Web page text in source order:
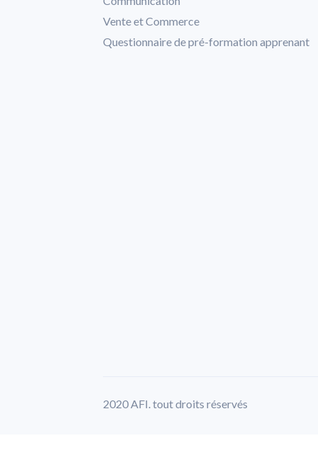
Vente et Commerce
Questionnaire de pré-formation apprenant
2020 AFI. tout droits réservés